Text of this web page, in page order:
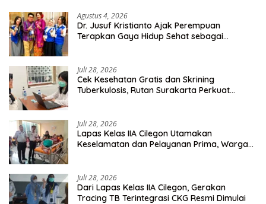
Agustus 4, 2026
Dr. Jusuf Kristianto Ajak Perempuan
Terapkan Gaya Hidup Sehat sebagai
Juli 28, 2026
Cek Kesehatan Gratis dan Skrining
Tuberkulosis, Rutan Surakarta Perkuat
Juli 28, 2026
Lapas Kelas IIA Cilegon Utamakan
Keselamatan dan Pelayanan Prima, Warga
Juli 28, 2026
Dari Lapas Kelas IIA Cilegon, Gerakan
Tracing TB Terintegrasi CKG Resmi Dimulai